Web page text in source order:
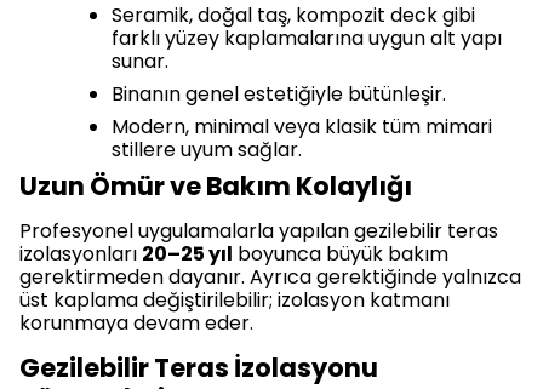
Seramik, doğal taş, kompozit deck gibi
farklı yüzey kaplamalarına uygun alt yapı
sunar.
Binanın genel estetiğiyle bütünleşir.
Modern, minimal veya klasik tüm mimari
stillere uyum sağlar.
Uzun Ömür ve Bakım Kolaylığı
Profesyonel uygulamalarla yapılan gezilebilir teras
izolasyonları 20–25 yıl boyunca büyük bakım
gerektirmeden dayanır. Ayrıca gerektiğinde yalnızca
üst kaplama değiştirilebilir; izolasyon katmanı
korunmaya devam eder.
Gezilebilir Teras İzolasyonu